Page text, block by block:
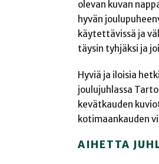
olevan kuvan
hyvän
käytettävissä ja
täysin tyhjäksi ja
Hyviä ja iloisia
joulujuhlassa
kevätkauden
kotimaankauden
AIHETTA